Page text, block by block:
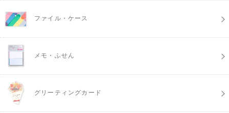
ファイル・ケース
メモ・ふせん
グリーティングカード